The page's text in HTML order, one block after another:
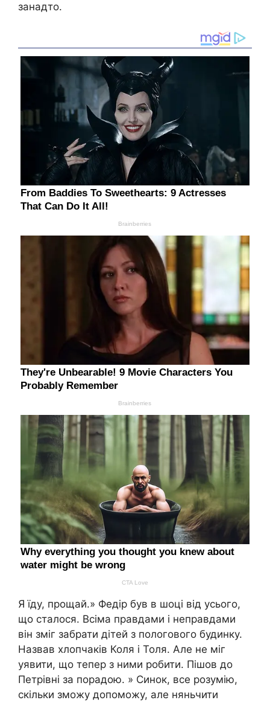
занадто.
Я їду, прощай.» Федір був в шоці від усього,
що сталося. Всіма правдами і неправдами
він зміг забрати дітей з пологового будинку.
Назвав хлопчаків Коля і Толя. Але не міг
уявити, що тепер з ними робити. Пішов до
Петрівні за порадою. » Синок, все розумію,
скільки зможу допоможу, але няньчити